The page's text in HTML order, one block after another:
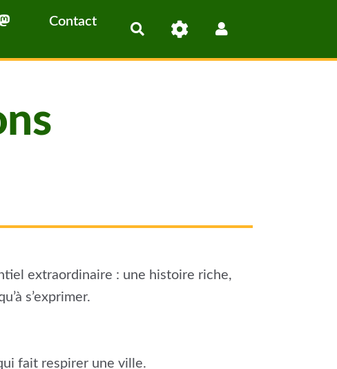
Contact Rechercher
extraordinaire : une histoire riche,
s’exprimer.
fait respirer une ville.